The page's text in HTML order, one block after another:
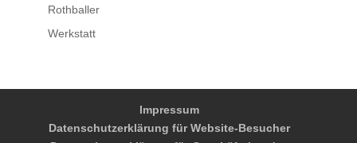
Rothballer
Werkstatt
Impressum
Datenschutzerklärung für Website-Besucher